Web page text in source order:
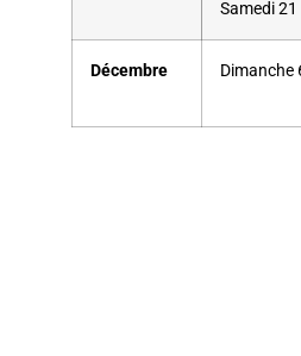
Samedi
Décembre Dimanche